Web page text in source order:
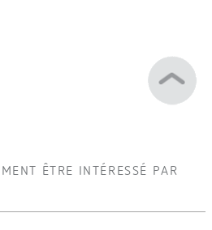
ÊTRE INTÉRESSÉ PAR